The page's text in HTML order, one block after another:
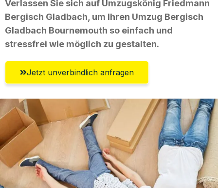
Verlassen Sie sich auf Umzugskönig Friedmann
Bergisch Gladbach, um Ihren Umzug Bergisch
Gladbach Bournemouth so einfach und
stressfrei wie möglich zu gestalten.
Jetzt unverbindlich anfragen